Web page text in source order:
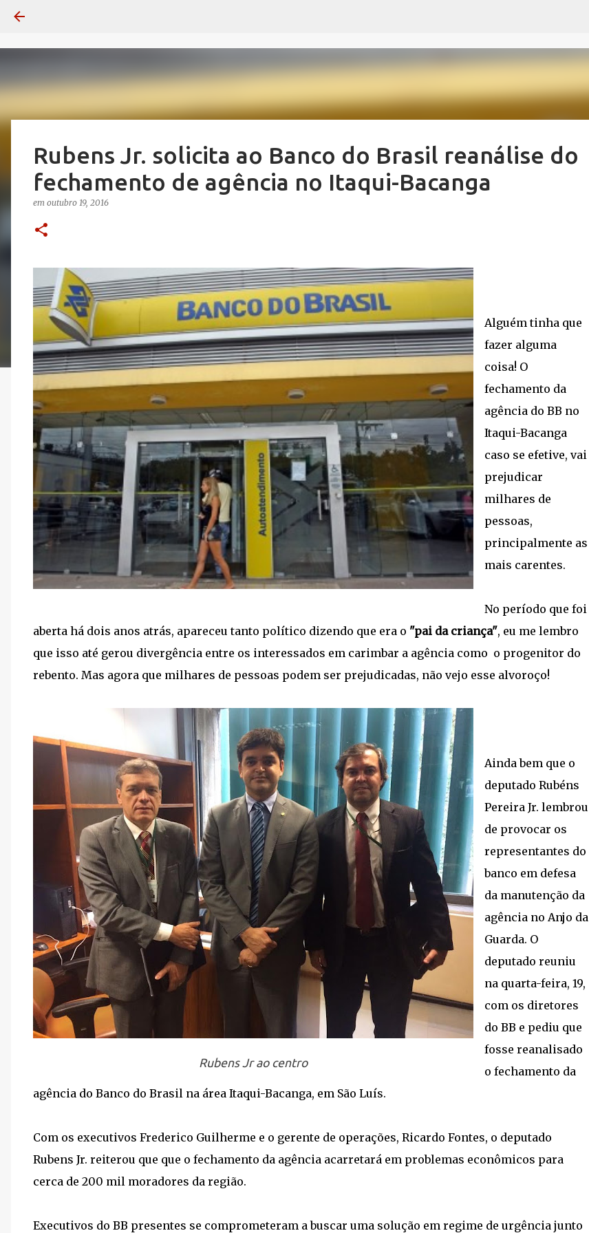
Rubens Jr. solicita ao Banco do Brasil reanálise do
fechamento de agência no Itaqui-Bacanga
em outubro 19, 2016
Alguém tinha que
fazer alguma
coisa! O
fechamento da
agência do BB no
Itaqui-Bacanga
caso se efetive, vai
prejudicar
milhares de
pessoas,
principalmente as
mais carentes.
No período que foi
aberta há dois anos atrás, apareceu tanto político dizendo que era o "pai da criança", eu me lembro
que isso até gerou divergência entre os interessados em carimbar a agência como o progenitor do
rebento. Mas agora que milhares de pessoas podem ser prejudicadas, não vejo esse alvoroço!
Rubens Jr ao centro
Ainda bem que o
deputado Rubéns
Pereira Jr. lembrou
de provocar os
representantes do
banco em defesa
da manutenção da
agência no Anjo da
Guarda. O
deputado reuniu
na quarta-feira, 19,
com os diretores
do BB e pediu que
fosse reanalisado
o fechamento da
agência do Banco do Brasil na área Itaqui-Bacanga, em São Luís.
Com os executivos Frederico Guilherme e o gerente de operações, Ricardo Fontes, o deputado
Rubens Jr. reiterou que que o fechamento da agência acarretará em problemas econômicos para
cerca de 200 mil moradores da região.
Executivos do BB presentes se comprometeram a buscar uma solução em regime de urgência junto